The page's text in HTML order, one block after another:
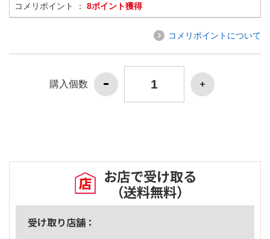
コメリポイント ： 8ポイント獲得
コメリポイントについて
購入個数
お店で受け取る
（送料無料）
受け取り店舗：